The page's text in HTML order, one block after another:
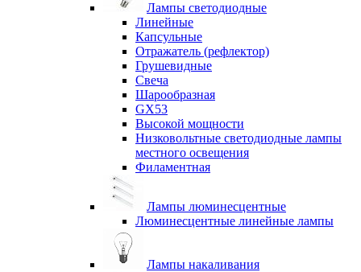
Лампы светодиодные
Линейные
Капсульные
Отражатель (рефлектор)
Грушевидные
Свеча
Шарообразная
GX53
Высокой мощности
Низковольтные светодиодные лампы
местного освещения
Филаментная
Лампы люминесцентные
Люминесцентные линейные лампы
Лампы накаливания